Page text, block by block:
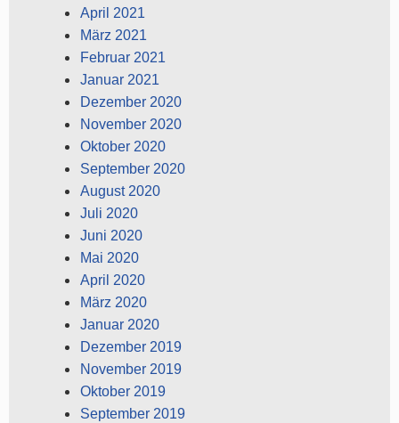
April 2021
März 2021
Februar 2021
Januar 2021
Dezember 2020
November 2020
Oktober 2020
September 2020
August 2020
Juli 2020
Juni 2020
Mai 2020
April 2020
März 2020
Januar 2020
Dezember 2019
November 2019
Oktober 2019
September 2019